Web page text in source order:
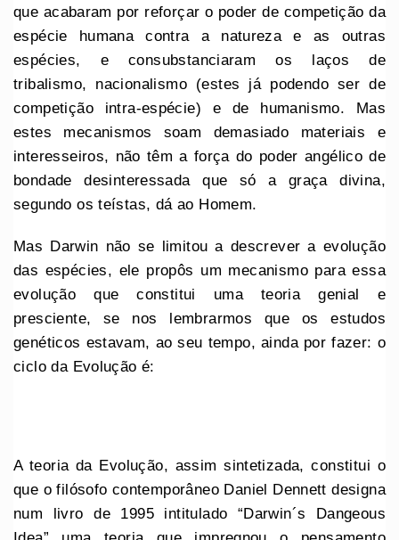
que acabaram por reforçar o poder de competição da
espécie humana contra a natureza e as outras
espécies, e consubstanciaram os laços de
tribalismo, nacionalismo (estes já podendo ser de
competição intra-espécie) e de humanismo. Mas
estes mecanismos soam demasiado materiais e
interesseiros, não têm a força do poder angélico de
bondade desinteressada que só a graça divina,
segundo os teístas, dá ao Homem.
Mas Darwin não se limitou a descrever a evolução
das espécies, ele propôs um mecanismo para essa
evolução que constitui uma teoria genial e
presciente, se nos lembrarmos que os estudos
genéticos estavam, ao seu tempo, ainda por fazer: o
ciclo da Evolução é:
A teoria da Evolução, assim sintetizada, constitui o
que o filósofo contemporâneo Daniel Dennett designa
num livro de 1995 intitulado “Darwin´s Dangeous